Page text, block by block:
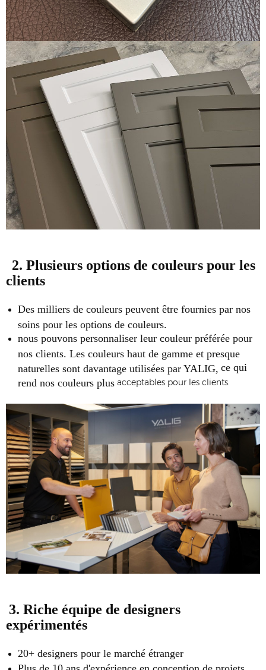
2. Plusieurs options de couleurs pour les
clients
Des milliers de couleurs peuvent être fournies par nos
soins pour les options de couleurs.
nous pouvons personnaliser leur couleur préférée pour
nos clients. Les couleurs haut de gamme et presque
naturelles sont davantage utilisées par YALIG, ce qui
rend nos couleurs plus acceptables pour les clients.
3. Riche équipe de designers
expérimentés
20+ designers pour le marché étranger